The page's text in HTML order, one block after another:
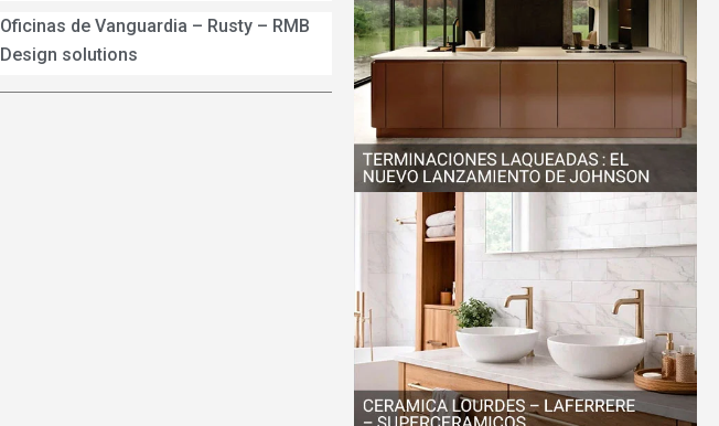
Oficinas de Vanguardia – Rusty – RMB
Design solutions